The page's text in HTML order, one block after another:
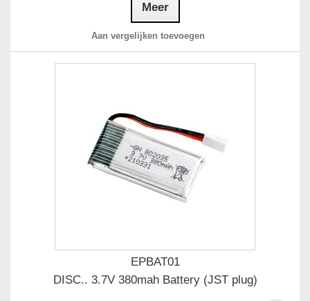
Meer
Aan vergelijken toevoegen
EPBAT01
DISC.. 3.7V 380mah Battery (JST plug)